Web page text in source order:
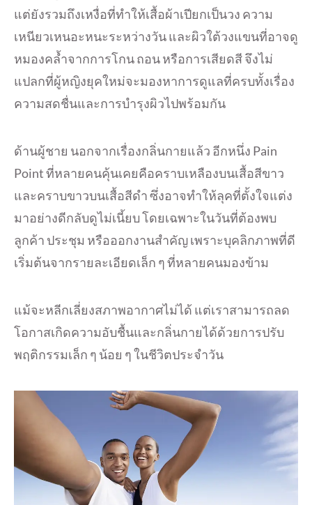
แต่ยังรวมถึงเหงื่อที่ทำให้เสื้อผ้าเปียกเป็นวง ความ
เหนียวเหนอะหนะระหว่างวัน และผิวใต้วงแขนที่อาจดู
หมองคล้ำจากการโกน ถอน หรือการเสียดสี จึงไม่
แปลกที่ผู้หญิงยุคใหม่จะมองหาการดูแลที่ครบทั้งเรื่อง
ความสดชื่นและการบำรุงผิวไปพร้อมกัน
ด้านผู้ชาย นอกจากเรื่องกลิ่นกายแล้ว อีกหนึ่ง Pain
Point ที่หลายคนคุ้นเคยคือคราบเหลืองบนเสื้อสีขาว
และคราบขาวบนเสื้อสีดำ ซึ่งอาจทำให้ลุคที่ตั้งใจแต่ง
มาอย่างดีกลับดูไม่เนี้ยบ โดยเฉพาะในวันที่ต้องพบ
ลูกค้า ประชุม หรือออกงานสำคัญ เพราะบุคลิกภาพที่ดี
เริ่มต้นจากรายละเอียดเล็ก ๆ ที่หลายคนมองข้าม
แม้จะหลีกเลี่ยงสภาพอากาศไม่ได้ แต่เราสามารถลด
โอกาสเกิดความอับชื้นและกลิ่นกายได้ด้วยการปรับ
พฤติกรรมเล็ก ๆ น้อย ๆ ในชีวิตประจำวัน